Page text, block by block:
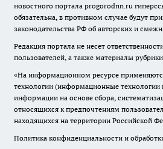
новостного портала progorodnn.ru
обязательна, в противном случае будут
законодательства РФ об авторских и
Редакция портала не несет
пользователей, а также материалы
«На информационном ресурсе
технологии (информационные технологии
информации на основе сбора,
относящихся к предпочтениям
находящихся на территории Российской
Политика конфиденциальности и